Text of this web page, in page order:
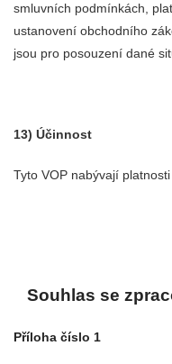
smluvních podmínkách,
ustanovení obchodního
jsou pro posouzení dané
13) Účinnost
Tyto VOP nabývají
Souhlas se
Příloha číslo 1